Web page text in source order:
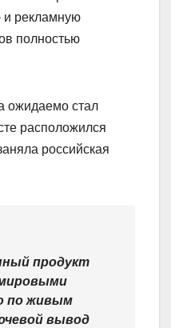
и рекламную
полностью
ожидаемо стал
расположился
российская
продукт
по живым
вывод